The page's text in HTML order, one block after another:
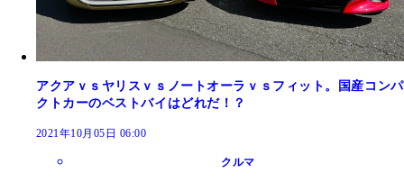
アクアｖｓヤリスｖｓノートオーラｖｓフィット。国産コンパ
クトカーのベストバイはどれだ！？
2021年10月05日 06:00
クルマ